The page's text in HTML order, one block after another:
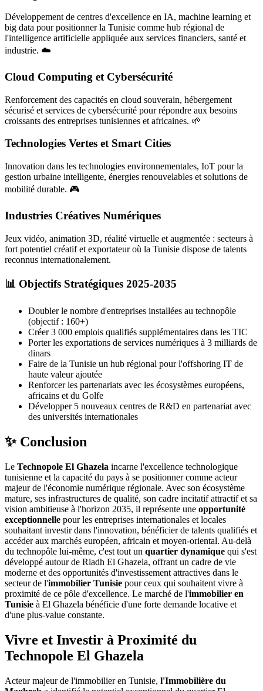
Développement de centres d'excellence en IA, machine learning et
big data pour positionner la Tunisie comme hub régional de
l'intelligence artificielle appliquée aux services financiers, santé et
industrie. ☁️
Cloud Computing et Cybersécurité
Renforcement des capacités en cloud souverain, hébergement
sécurisé et services de cybersécurité pour répondre aux besoins
croissants des entreprises tunisiennes et africaines. 🌱
Technologies Vertes et Smart Cities
Innovation dans les technologies environnementales, IoT pour la
gestion urbaine intelligente, énergies renouvelables et solutions de
mobilité durable. 🎮
Industries Créatives Numériques
Jeux vidéo, animation 3D, réalité virtuelle et augmentée : secteurs à
fort potentiel créatif et exportateur où la Tunisie dispose de talents
reconnus internationalement.
📊 Objectifs Stratégiques 2025-2035
Doubler le nombre d'entreprises installées au technopôle
(objectif : 160+)
Créer 3 000 emplois qualifiés supplémentaires dans les TIC
Porter les exportations de services numériques à 3 milliards de
dinars
Faire de la Tunisie un hub régional pour l'offshoring IT de
haute valeur ajoutée
Renforcer les partenariats avec les écosystèmes européens,
africains et du Golfe
Développer 5 nouveaux centres de R&D en partenariat avec
des universités internationales
✨ Conclusion
Le Technopole El Ghazela incarne l'excellence technologique
tunisienne et la capacité du pays à se positionner comme acteur
majeur de l'économie numérique régionale. Avec son écosystème
mature, ses infrastructures de qualité, son cadre incitatif attractif et sa
vision ambitieuse à l'horizon 2035, il représente une opportunité
exceptionnelle pour les entreprises internationales et locales
souhaitant investir dans l'innovation, bénéficier de talents qualifiés et
accéder aux marchés européen, africain et moyen-oriental. Au-delà
du technopôle lui-même, c'est tout un quartier dynamique qui s'est
développé autour de Riadh El Ghazela, offrant un cadre de vie
moderne et des opportunités d'investissement attractives dans le
secteur de l'immobilier Tunisie pour ceux qui souhaitent vivre à
proximité de ce pôle d'excellence. Le marché de l'immobilier en
Tunisie à El Ghazela bénéficie d'une forte demande locative et
d'une plus-value constante.
Vivre et Investir à Proximité du
Technopole El Ghazela
Acteur majeur de l'immobilier en Tunisie, l'Immobilière du